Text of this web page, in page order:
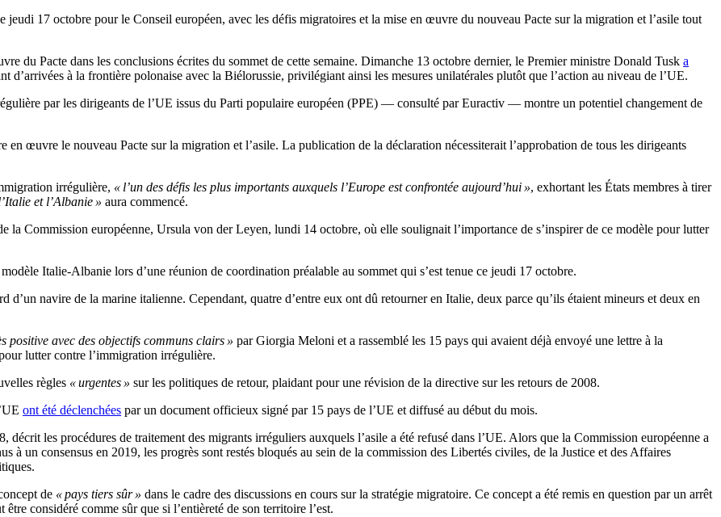
17 octobre pour le Conseil européen, avec les défis migratoires et la mise en œuvre du nouveau Pacte sur la migration et l’asile tout
du Pacte dans les conclusions écrites du sommet de cette semaine. Dimanche 13 octobre dernier, le Premier ministre Donald Tusk a
d’arrivées à la frontière polonaise avec la Biélorussie, privilégiant ainsi les mesures unilatérales plutôt que l’action au niveau de l’UE.
par les dirigeants de l’UE issus du Parti populaire européen (PPE) — consulté par Euractiv — montre un potentiel changement de
en œuvre le nouveau Pacte sur la migration et l’asile. La publication de la déclaration nécessiterait l’approbation de tous les dirigeants
irrégulière, « l’un des défis les plus importants auxquels l’Europe est confrontée aujourd’hui », exhortant les États membres à tirer
et l’Albanie » aura commencé.
la Commission européenne, Ursula von der Leyen, lundi 14 octobre, où elle soulignait l’importance de s’inspirer de ce modèle pour lutter
Italie-Albanie lors d’une réunion de coordination préalable au sommet qui s’est tenue ce jeudi 17 octobre.
d’un navire de la marine italienne. Cependant, quatre d’entre eux ont dû retourner en Italie, deux parce qu’ils étaient mineurs et deux en
positive avec des objectifs communs clairs » par Giorgia Meloni et a rassemblé les 15 pays qui avaient déjà envoyé une lettre à la
lutter contre l’immigration irrégulière.
règles « urgentes » sur les politiques de retour, plaidant pour une révision de la directive sur les retours de 2008.
ont été déclenchées par un document officieux signé par 15 pays de l’UE et diffusé au début du mois.
les procédures de traitement des migrants irréguliers auxquels l’asile a été refusé dans l’UE. Alors que la Commission européenne a
à un consensus en 2019, les progrès sont restés bloqués au sein de la commission des Libertés civiles, de la Justice et des Affaires
de « pays tiers sûr » dans le cadre des discussions en cours sur la stratégie migratoire. Ce concept a été remis en question par un arrêt
être considéré comme sûr que si l’entièreté de son territoire l’est.